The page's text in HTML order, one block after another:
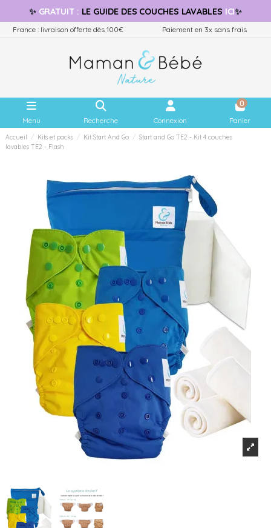
✨ GRATUIT: LE GUIDE DES COUCHES LAVABLES ICI✨
France : livraison offerte dès 100€ Paiement en 3x sans frais
Menu Recherche Connexion
0
Panier
Accueil Kits et packs Kit Start And Go
Start and Go TE2 - Kit 4 couches
lavables TE2 - Flash